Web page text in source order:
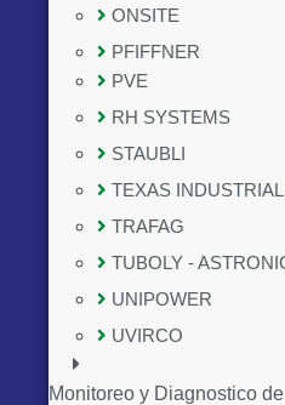
ONSITE
PFIFFNER
PVE
RH SYSTEMS
STAUBLI
TEXAS INDUSTRIAL
TRAFAG
TUBOLY -
UNIPOWER
UVIRCO
Monitoreo y Diagnostico